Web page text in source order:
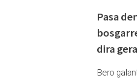
Pasa
dira
Bero